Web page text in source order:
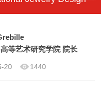
等艺术研究学院 院长
20 1440